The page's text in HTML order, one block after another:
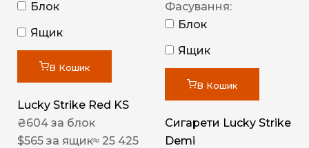
Блок
Ящик
В Кошик
Lucky Strike Red KS
₴604 за блок
$565 за ящик≈ 25 425
Фасування:
Блок
Ящик
В Кошик
Сигарети Lucky Strike
Demi